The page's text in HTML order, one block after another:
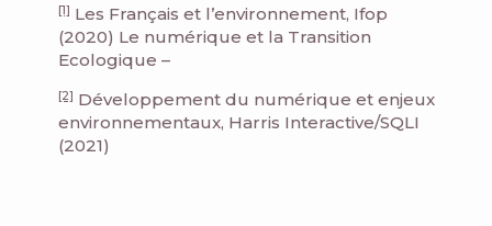
[1] Les Français et l’environnement, Ifop
(2020) Le numérique et la Transition
Ecologique –
[2] Développement du numérique et enjeux
environnementaux, Harris Interactive/SQLI
(2021)